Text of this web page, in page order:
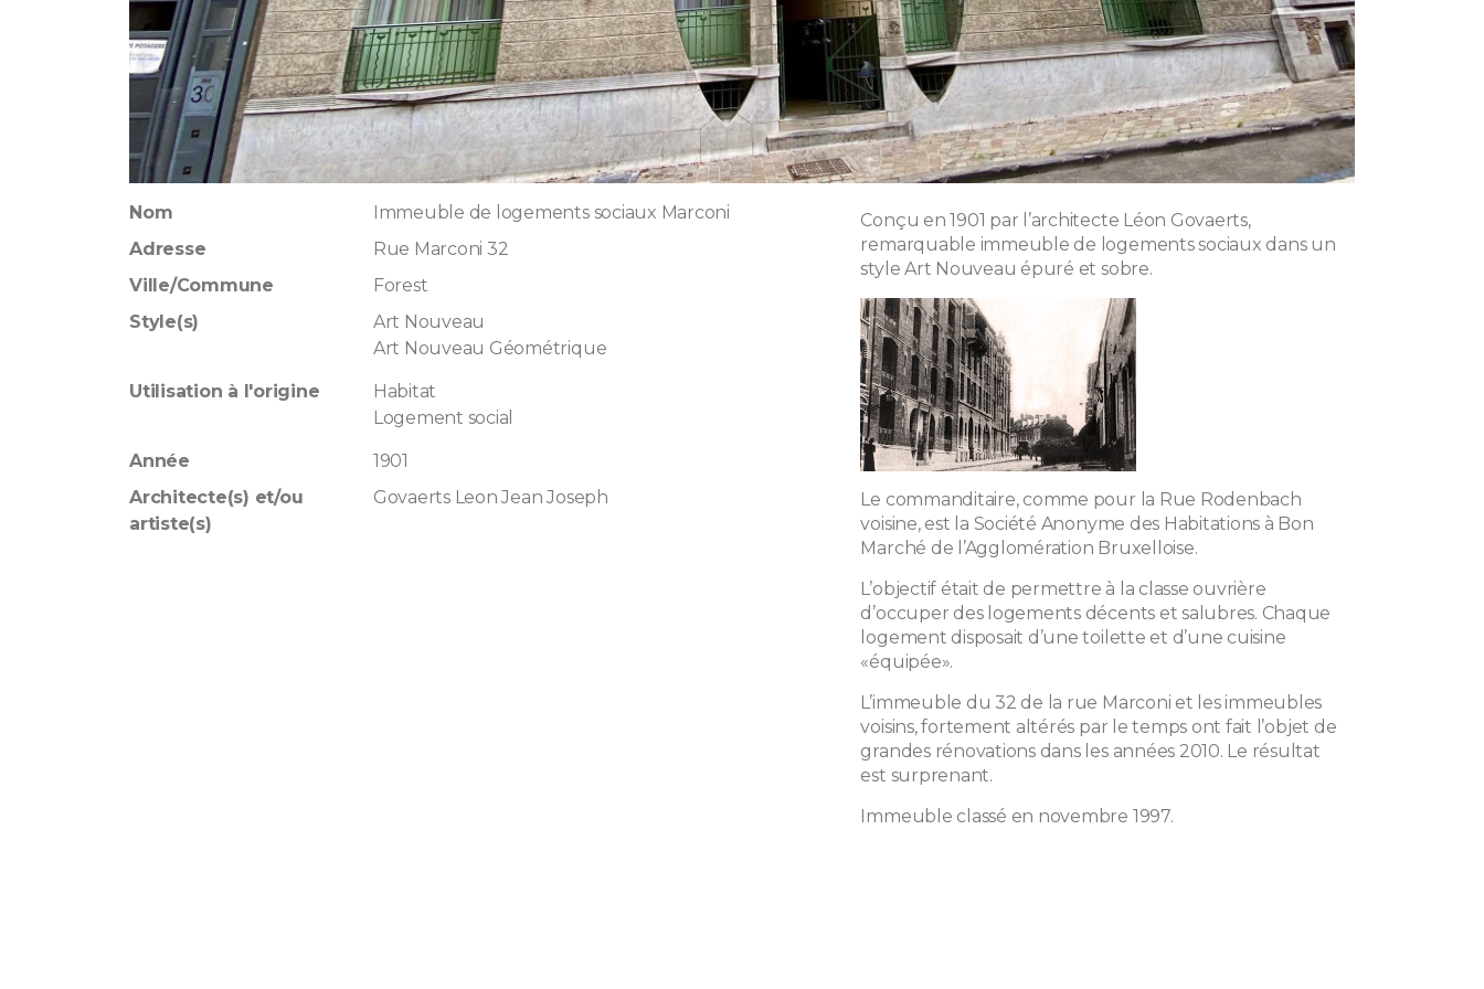
Nom
Immeuble de logements sociaux Marconi
Adresse
Rue Marconi 32
Ville/Commune
Forest
Style(s)
Art Nouveau
Art Nouveau Géométrique
Utilisation à l'origine
Habitat
Logement social
Année
1901
Architecte(s) et/ou
artiste(s)
Govaerts Leon Jean Joseph
Conçu en 1901 par l’architecte Léon Govaerts,
remarquable immeuble de logements sociaux dans un
style Art Nouveau épuré et sobre.
Le commanditaire, comme pour la Rue Rodenbach
voisine, est la Société Anonyme des Habitations à Bon
Marché de l’Agglomération Bruxelloise.
L’objectif était de permettre à la classe ouvrière
d’occuper des logements décents et salubres. Chaque
logement disposait d’une toilette et d’une cuisine
«équipée».
L’immeuble du 32 de la rue Marconi et les immeubles
voisins, fortement altérés par le temps ont fait l’objet de
grandes rénovations dans les années 2010. Le résultat
est surprenant.
Immeuble classé en novembre 1997.